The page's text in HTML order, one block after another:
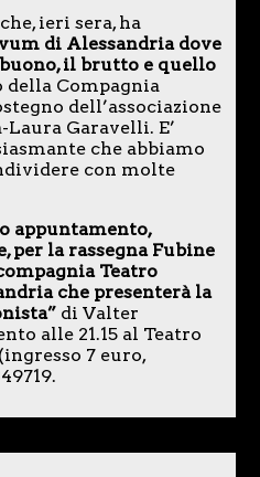
ieri sera, ha
di Alessandria dove
il brutto e quello
della Compagnia
dell’associazione
Garavelli. E’
che abbiamo
con molte
appuntamento,
per la rassegna Fubine
Teatro
che presenterà la
di Valter
alle 21.15 al Teatro
7 euro,